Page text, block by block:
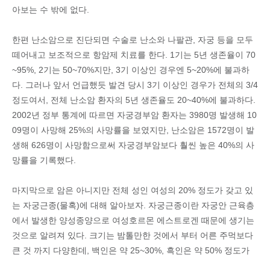
아보는 수 밖에 없다.
한편 난소암으로 진단되면 수술로 난소와 나팔관, 자궁 등을 모두
떼어내고 보조적으로 항암제 치료를 한다. 1기는 5년 생존율이 70
~95%, 2기는 50~70%지만, 3기 이상인 경우엔 5~20%에 불과하
다. 그러나 앞서 언급했듯 발견 당시 3기 이상인 경우가 전체의 3/4
정도여서, 전체 난소암 환자의 5년 생존율도 20~40%에 불과하다.
2002년 정부 통계에 따르면 자궁경부암 환자는 3980명 발생해 10
09명이 사망해 25%의 사망률을 보였지만, 난소암은 1572명이 발
생해 626명이 사망함으로써 자궁경부암보다 훨씬 높은 40%의 사
망률을 기록했다.
마지막으로 암은 아니지만 전체 성인 여성의 20% 정도가 갖고 있
는 자궁근종(물혹)에 대해 알아보자. 자궁근종이란 자궁안 근육층
에서 발생한 양성종양으로 여성호르몬 에스트로겐 때문에 생기는
것으로 알려져 있다. 크기는 밤톨만한 것에서 부터 어른 주먹보다
큰 것 까지 다양한데, 백인은 약 25~30%, 흑인은 약 50% 정도가